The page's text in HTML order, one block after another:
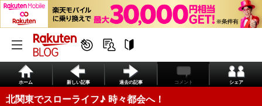
ホーム 新しい記事 過去の記事 コメント シェア
北関東でスローライフ♪ 時々都会へ！